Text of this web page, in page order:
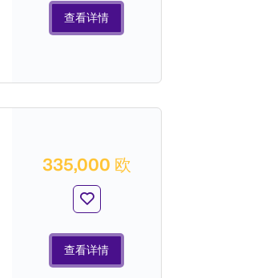
查看详情
335,000 欧
查看详情